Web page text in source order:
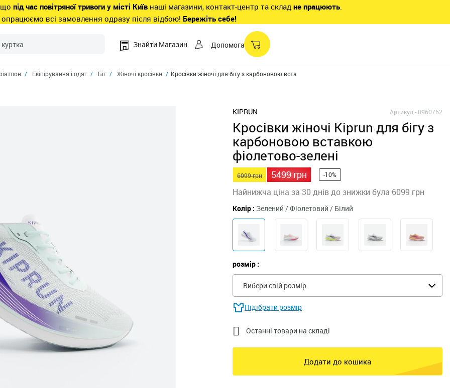
що під час повітряної тривоги у місті Київ наші магазини, контакт-центр та склад не працюють.
всі замовлення одразу після відбою! Бережіть себе!
Знайти Магазин Допомога
Екіпірування і одяг Біг Жіночі кросівки Кросівки жіночі для бігу з карбоновою вставкою
KIPRUN Артикул -8960762
Кросівки жіночі Kiprun для бігу з
карбоновою вставкою
фіолетово-зелені
6099 грн 5499 грн -10%
Найнижча ціна за 30 днів до знижки була 6099 грн
Колір : Зелений / Фіолетовий / Білий
розмір :
Вибери свій розмір
Підібрати розмір
 Останні товари на складі
Додати до кошика